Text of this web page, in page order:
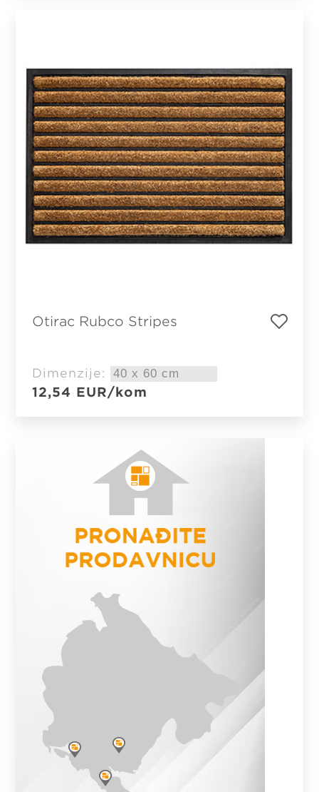
Otirac Rubco Stripes
Dimenzije:
12,54 EUR/kom